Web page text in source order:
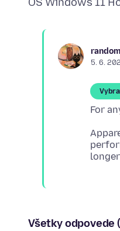
5. 6.
Všetky odpovede